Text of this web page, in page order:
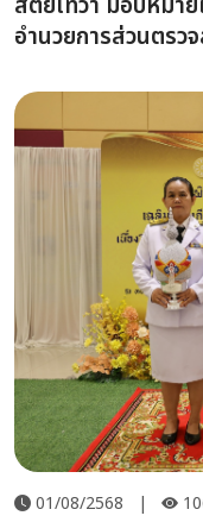
อำนวยการส่วนตรว
พระราชกุศล กิจกร
สมเด็จพระเจ้าลูกย
โรตตมางกูร สิริวิบู
โดยมีผู้ว่าราชการจั
ศาลากลางจังหวัด
01/08/2568 |